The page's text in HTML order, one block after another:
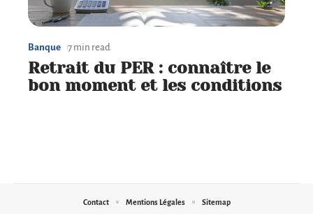
Banque 7 min read
Retrait du PER : connaître le
bon moment et les conditions
Contact Mentions Légales Sitemap